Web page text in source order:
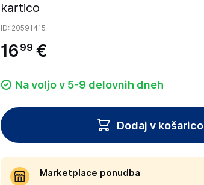
kartico
ID: 20591415
16 99 €
Na voljo v 5-9 delovnih dneh
Dodaj v košarico
Marketplace ponudba